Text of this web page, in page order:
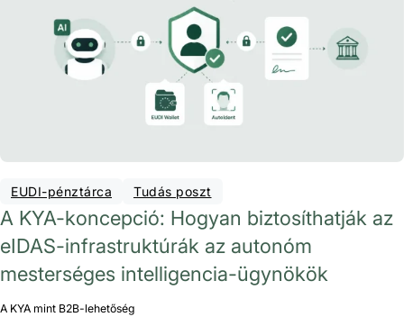
EUDI-pénztárca Tudás poszt
A KYA-koncepció: Hogyan biztosíthatják az
eIDAS-infrastruktúrák az autonóm
mesterséges intelligencia-ügynökök
A KYA mint B2B-lehetőség